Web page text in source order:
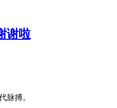
谢啦
脉搏。